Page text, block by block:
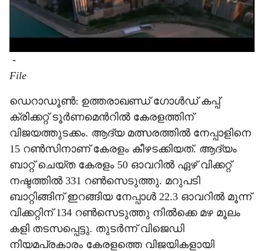
-
File
ഡെറാഡൂൺ: ഉത്തരാഖണ്ഡ് ഗോൾഡ് കപ്പ്
ക്രിക്കറ്റ് ടൂർണമെന്‍റിൽ കേരളത്തിന്
വിജയത്തുടക്കം. ആദ്യ മത്സരത്തിൽ നേപ്പാളിനെ
15 റൺസിനാണ് കേരളം കീഴടക്കിയത്. ആദ്യം
ബാറ്റ് ചെയ്ത കേരളം 50 ഓവറിൽ ഏഴ് വിക്കറ്റ്
നഷ്ടത്തിൽ 331 റൺസെടുത്തു. മറുപടി
ബാറ്റിങ്ങിന് ഇറങ്ങിയ നേപ്പാൾ 22.3 ഓവറിൽ മൂന്ന്
വിക്കറ്റിന് 134 റൺസെടുത്തു നിൽക്കെ മഴ മൂലം
കളി തടസപ്പെട്ടു. തുടർന്ന് വിജെഡി
നിയമപ്രകാരം കേരളത്തെ വിജയികളായി